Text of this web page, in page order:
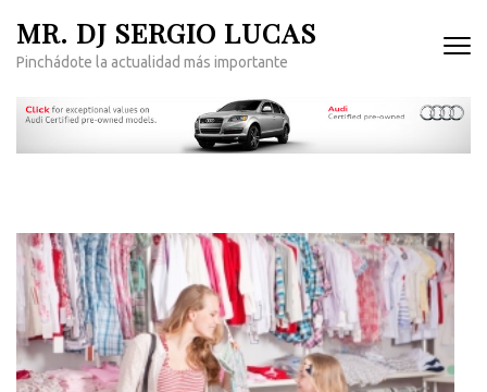
contenido
MR. DJ SERGIO LUCAS
Pinchádote la actualidad más importante